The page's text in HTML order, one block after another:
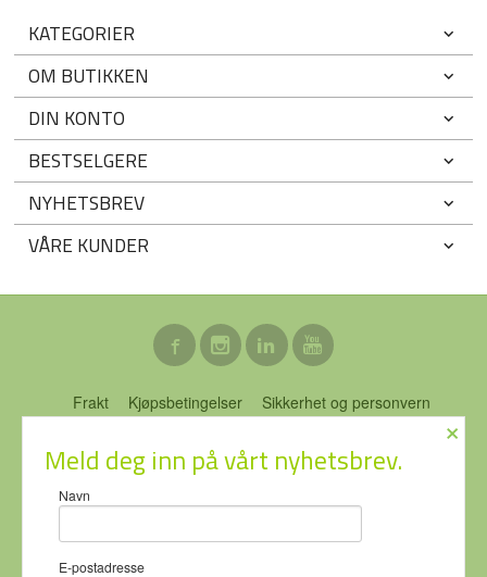
KATEGORIER
OM BUTIKKEN
DIN KONTO
BESTSELGERE
NYHETSBREV
VÅRE KUNDER
Frakt Kjøpsbetingelser
Sikkerhet og personvern
ECO-NOR AS Stubberudveien 76 3031 DRAMMEN Tlf.
×
Meld deg inn på vårt nyhetsbrev.
Navn
E-postadresse